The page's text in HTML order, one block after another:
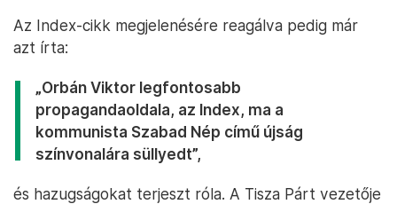
Az Index-cikk megjelenésére reagálva pedig már
azt írta:
„Orbán Viktor legfontosabb
propagandaoldala, az Index, ma a
kommunista Szabad Nép című újság
színvonalára süllyedt”,
és hazugságokat terjeszt róla. A Tisza Párt vezetője